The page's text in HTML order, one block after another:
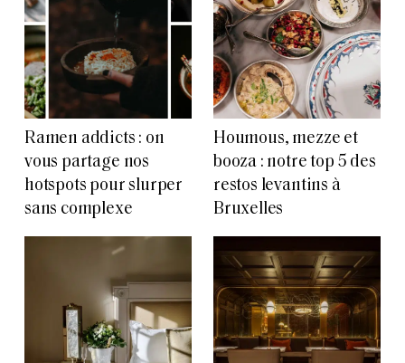
Ramen addicts : on
vous partage nos
hotspots pour slurper
sans complexe
Houmous, mezze et
booza : notre top 5 des
restos levantins à
Bruxelles